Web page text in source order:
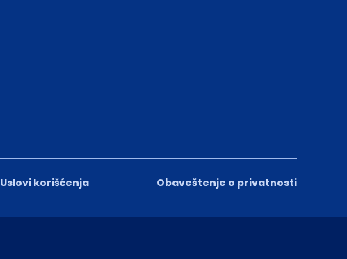
Uslovi korišćenja Obaveštenje o privatnosti